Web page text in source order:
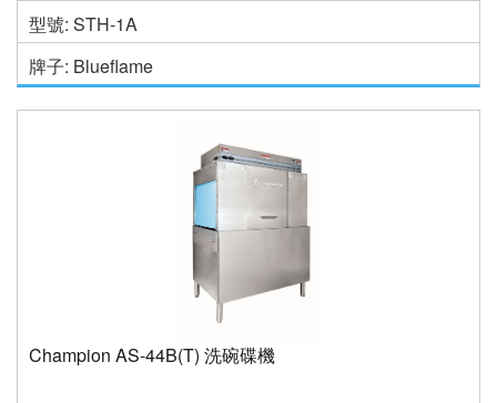
型號: STH-1A
牌子: Blueflame
Champion AS-44B(T) 洗碗碟機